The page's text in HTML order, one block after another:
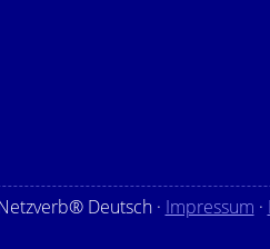
Deutsch · Impressum ·